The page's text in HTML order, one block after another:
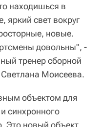
находишься в
яркий свет вокруг
новые.
довольны", -
тренер сборной
Моисеева.
объектом для
синхронного
Это новый объект,